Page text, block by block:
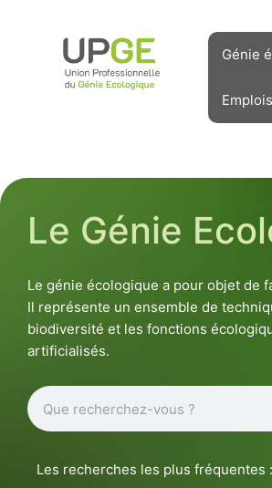
Génie
Le Génie
Le génie écologique a pour objet de
Il représente un ensemble de
biodiversité et les fonctions
artificialisés.
Rechercher
Les recherches les plus fréquentes :